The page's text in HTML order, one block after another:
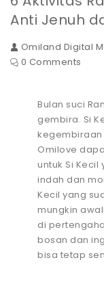
Anti Jenuh
Omiland Digital
0 Comments
Bulan suci
gembira. Si
kegembiraan
Omilove
untuk Si
indah dan
Kecil yang
mungkin
di
bosan dan
bisa tetap